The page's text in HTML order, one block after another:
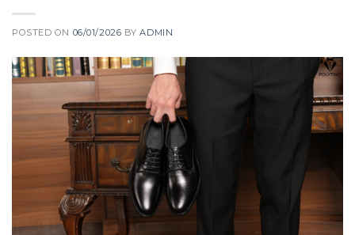
POSTED ON 06/01/2026 BYADMIN